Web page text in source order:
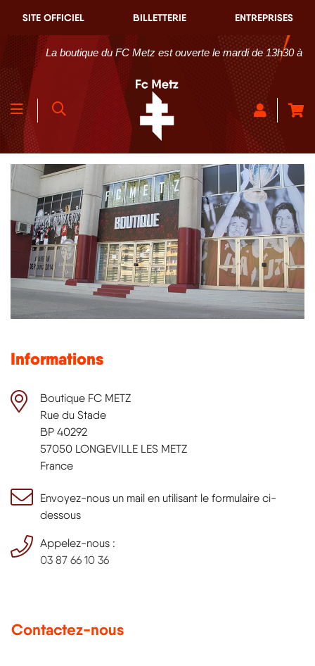
SITE OFFICIEL BILLETTERIE ENTREPRISES
La boutique du FC Metz est ouverte le mardi de 13h30 à 18h30 et
Informations
Boutique FC METZ
Rue du Stade
BP 40292
57050 LONGEVILLE LES METZ
France
Envoyez-nous un mail en utilisant le formulaire ci-
dessous
Appelez-nous :
03 87 66 10 36
Contactez-nous